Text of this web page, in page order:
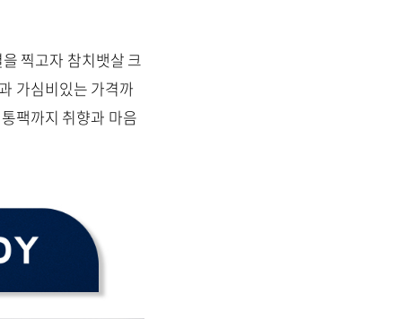
찍고자 참치뱃살 크
가심비있는 가격까
팩까지 취향과 마음